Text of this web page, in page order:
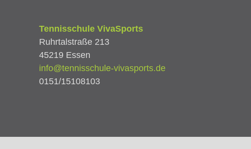
Tennisschule VivaSports
Ruhrtalstraße 213
45219 Essen
info@tennisschule-vivasports.de
0151/15108103